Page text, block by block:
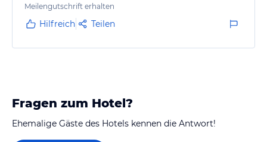
Meilengutschrift erhalten
Hilfreich Teilen
Fragen zum Hotel?
Ehemalige Gäste des Hotels kennen die Antwort!